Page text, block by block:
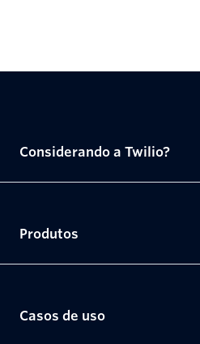
Considerando a Twilio?
Produtos
Casos de uso